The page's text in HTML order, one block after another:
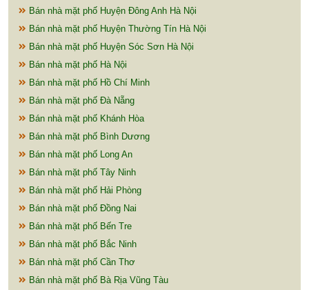
Bán nhà mặt phố Huyện Đông Anh Hà Nội
Bán nhà mặt phố Huyện Thường Tín Hà Nội
Bán nhà mặt phố Huyện Sóc Sơn Hà Nội
Bán nhà mặt phố Hà Nội
Bán nhà mặt phố Hồ Chí Minh
Bán nhà mặt phố Đà Nẵng
Bán nhà mặt phố Khánh Hòa
Bán nhà mặt phố Bình Dương
Bán nhà mặt phố Long An
Bán nhà mặt phố Tây Ninh
Bán nhà mặt phố Hải Phòng
Bán nhà mặt phố Đồng Nai
Bán nhà mặt phố Bến Tre
Bán nhà mặt phố Bắc Ninh
Bán nhà mặt phố Cần Thơ
Bán nhà mặt phố Bà Rịa Vũng Tàu